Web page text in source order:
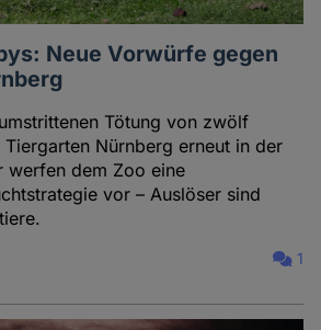
Neue Vorwürfe gegen
Tötung von zwölf
Tiergarten Nürnberg erneut in der
werfen dem Zoo eine
vor – Auslöser sind
1